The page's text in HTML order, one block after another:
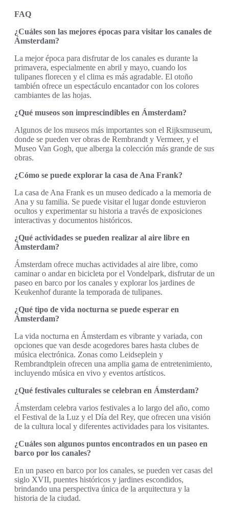
FAQ
¿Cuáles son las mejores épocas para visitar los canales de
Ámsterdam?
La mejor época para disfrutar de los canales es durante la
primavera, especialmente en abril y mayo, cuando los
tulipanes florecen y el clima es más agradable. El otoño
también ofrece un espectáculo encantador con los colores
cambiantes de las hojas.
¿Qué museos son imprescindibles en Ámsterdam?
Algunos de los museos más importantes son el Rijksmuseum,
donde se pueden ver obras de Rembrandt y Vermeer, y el
Museo Van Gogh, que alberga la colección más grande de sus
obras.
¿Cómo se puede explorar la casa de Ana Frank?
La casa de Ana Frank es un museo dedicado a la memoria de
Ana y su familia. Se puede visitar el lugar donde estuvieron
ocultos y experimentar su historia a través de exposiciones
interactivas y documentos históricos.
¿Qué actividades se pueden realizar al aire libre en
Ámsterdam?
Ámsterdam ofrece muchas actividades al aire libre, como
caminar o andar en bicicleta por el Vondelpark, disfrutar de un
paseo en barco por los canales y explorar los jardines de
Keukenhof durante la temporada de tulipanes.
¿Qué tipo de vida nocturna se puede esperar en
Ámsterdam?
La vida nocturna en Ámsterdam es vibrante y variada, con
opciones que van desde acogedores bares hasta clubes de
música electrónica. Zonas como Leidseplein y
Rembrandtplein ofrecen una amplia gama de entretenimiento,
incluyendo música en vivo y eventos artísticos.
¿Qué festivales culturales se celebran en Ámsterdam?
Ámsterdam celebra varios festivales a lo largo del año, como
el Festival de la Luz y el Día del Rey, que ofrecen una visión
de la cultura local y diferentes actividades para los visitantes.
¿Cuáles son algunos puntos encontrados en un paseo en
barco por los canales?
En un paseo en barco por los canales, se pueden ver casas del
siglo XVII, puentes históricos y jardines escondidos,
brindando una perspectiva única de la arquitectura y la
historia de la ciudad.